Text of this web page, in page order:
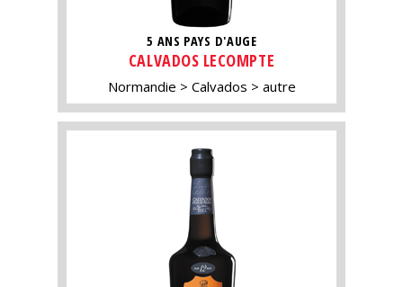
5 ANS PAYS D'AUGE
CALVADOS LECOMPTE
Normandie Calvados autre